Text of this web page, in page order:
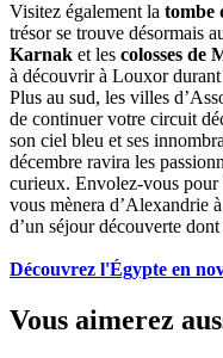
Visitez également la tombe
trésor se trouve désormais
Karnak et les colosses de
à découvrir à Louxor
Plus au sud, les villes
de continuer votre circuit
son ciel bleu et ses
décembre ravira les
curieux. Envolez-vous
vous mènera d’Alexandrie
d’un séjour découverte
Découvrez l'Égypte en
Vous aimerez